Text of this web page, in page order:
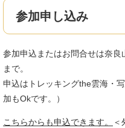
参加申し込み
参加申込またはお問合せは奈
まで。
申込はトレッキングthe雲海・
加もOkです。）
こちらからも申込できます。 ＜